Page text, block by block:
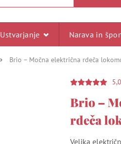
Ustvarjanje Narava in
Brio – Močna električna rdeča
5,0
Brio –
rdeča
Velika